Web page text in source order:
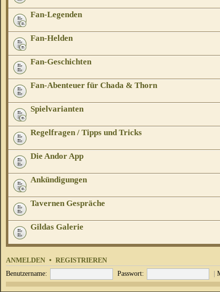
Fan-Legenden
Fan-Helden
Fan-Geschichten
Fan-Abenteuer für Chada & Thorn
Spielvarianten
Regelfragen / Tipps und Tricks
Die Andor App
Ankündigungen
Tavernen Gespräche
Gildas Galerie
ANMELDEN • REGISTRIEREN
Benutzername: Passwort: |